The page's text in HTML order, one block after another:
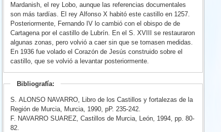
Mardanish, el rey Lobo, aunque las referencias documentales
son más tardías. El rey Alfonso X habitó este castillo en 1257.
Posteriormente, Fernando IV lo cambió con el obispo de de
Cartagena por el castillo de Lubrín. En el S. XVIII se restauraron
algunas zonas, pero volvió a caer sin que se tomasen medidas.
En 1936 fue volado el Corazón de Jesús construido sobre el
castillo, que se volvió a levantar posteriormente.
Bibliografía:
S. ALONSO NAVARRO, Libro de los Castillos y fortalezas de la
Región de Murcia, Murcia, 1990, pP. 235-242.
F. NAVARRO SUAREZ, Castillos de Murcia, León, 1994, pp. 80-
82.